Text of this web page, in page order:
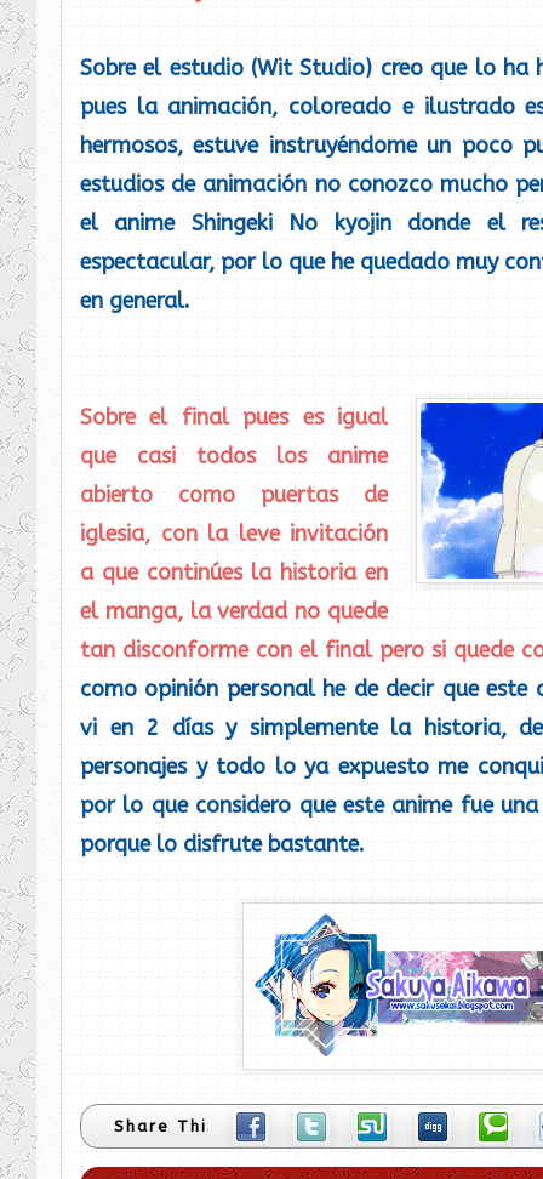
Sobre el estudio (Wit Studio) creo que lo ha
pues la animación, coloreado e ilustrado
hermosos, estuve instruyéndome un poco
estudios de animación no conozco mucho
el anime Shingeki No kyojin donde el
espectacular, por lo que he quedado muy
en general.
Sobre el final pues es igual
que casi todos los anime
abierto como puertas de
iglesia, con la leve invitación
a que continúes la historia en
el manga, la verdad no quede
tan disconforme con el final pero si quede
como opinión personal he de decir que este
vi en 2 días y simplemente la historia,
personajes y todo lo ya expuesto me
por lo que considero que este anime fue
porque lo disfrute bastante.
Share This